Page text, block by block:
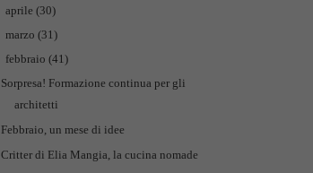
aprile (30)
marzo (31)
febbraio (41)
Sorpresa! Formazione continua per gli
architetti
Febbraio, un mese di idee
Critter di Elia Mangia, la cucina nomade